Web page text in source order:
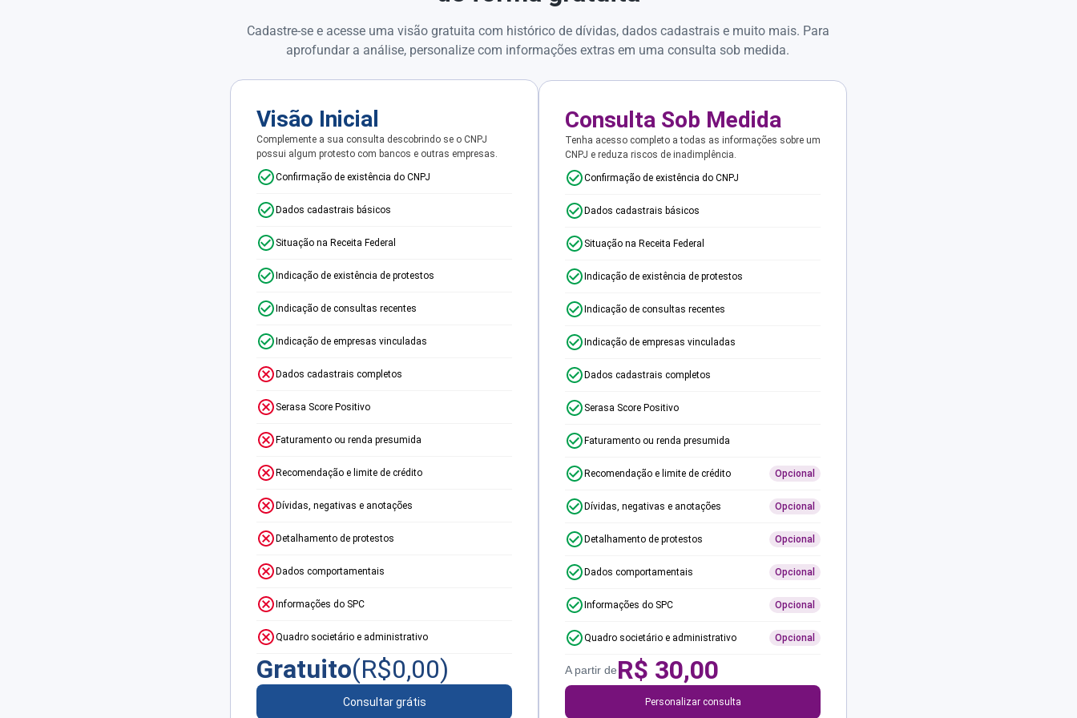
Cadastre-se e acesse uma visão gratuita com histórico de dívidas, dados cadastrais e muito mais. Para
aprofundar a análise, personalize com informações extras em uma consulta sob medida.
Visão Inicial
Complemente a sua consulta descobrindo se o CNPJ
possui algum protesto com bancos e outras empresas.
Confirmação de existência do CNPJ
Dados cadastrais básicos
Situação na Receita Federal
Indicação de existência de protestos
Indicação de consultas recentes
Indicação de empresas vinculadas
Dados cadastrais completos
Serasa Score Positivo
Faturamento ou renda presumida
Recomendação e limite de crédito
Dívidas, negativas e anotações
Detalhamento de protestos
Dados comportamentais
Informações do SPC
Quadro societário e administrativo
Gratuito(R$0,00)
Consultar grátis
Consulta Sob Medida
Tenha acesso completo a todas as informações sobre um
CNPJ e reduza riscos de inadimplência.
Confirmação de existência do CNPJ
Dados cadastrais básicos
Situação na Receita Federal
Indicação de existência de protestos
Indicação de consultas recentes
Indicação de empresas vinculadas
Dados cadastrais completos
Serasa Score Positivo
Faturamento ou renda presumida
Recomendação e limite de crédito Opcional
Dívidas, negativas e anotações Opcional
Detalhamento de protestos Opcional
Dados comportamentais Opcional
Informações do SPC Opcional
Quadro societário e administrativo Opcional
A partir deR$ 30,00
Personalizar consulta